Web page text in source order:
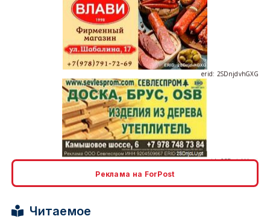
erid: 2SDnjdvhGXG
Реклама на ForPost
Читаемое